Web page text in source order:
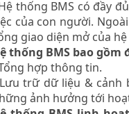
thống BMS có đầy
của con người.
giao diện mở của
thống BMS bao gồm
hợp thông tin.
trữ dữ liệu & cảnh
ảnh hưởng tới